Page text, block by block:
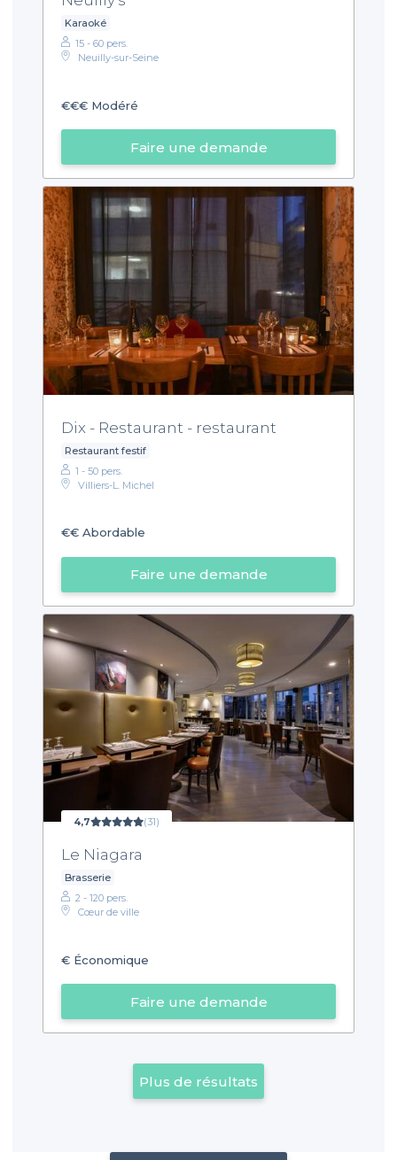
Karaoké
15 - 60 pers.
Neuilly-sur-Seine
€€€ Modéré
Faire une demande
Dix - Restaurant - restaurant
Restaurant festif
1 - 50 pers.
Villiers-L. Michel
€€ Abordable
Faire une demande
4,7 (31)
Le Niagara
Brasserie
2 - 120 pers.
Cœur de ville
€ Économique
Faire une demande
Plus de résultats